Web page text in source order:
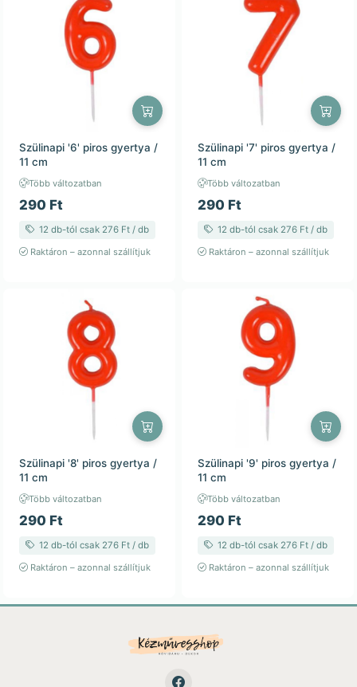
Szülinapi '6' piros gyertya /
11 cm
Több változatban
290 Ft
12 db-tól csak 276 Ft / db
Raktáron – azonnal szállítjuk
Szülinapi '7' piros gyertya /
11 cm
Több változatban
290 Ft
12 db-tól csak 276 Ft / db
Raktáron – azonnal szállítjuk
Szülinapi '8' piros gyertya /
11 cm
Több változatban
290 Ft
12 db-tól csak 276 Ft / db
Raktáron – azonnal szállítjuk
Szülinapi '9' piros gyertya /
11 cm
Több változatban
290 Ft
12 db-tól csak 276 Ft / db
Raktáron – azonnal szállítjuk